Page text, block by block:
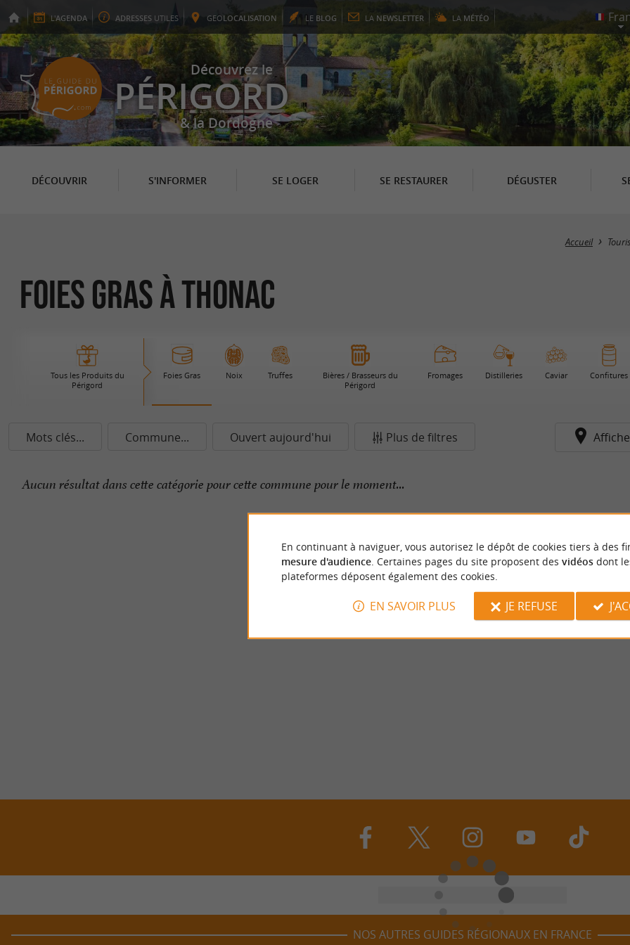
L'AGENDA ADRESSES UTILES GEOLOCALISATION LE BLOG LA NEWSLETTER LA MÉTÉO
Découvrez le
PÉRIGORD
& la Dordogne
DÉCOUVRIR S'INFORMER SE LOGER SE RESTAURER DÉGUSTER
Accueil
Foies Gras à Thonac
Tous les Produits du
Périgord
Foies Gras Noix Truffes
Bières / Brasseurs du
Périgord
Fromages Distilleries Caviar Confitures
Mots clés... Commune... Ouvert aujourd'hui Plus de filtres
Aucun résultat dans cette catégorie pour cette commune pour le moment...
NOS AUTRES GUIDES RÉGIONAUX EN FRANCE
En continuant à naviguer, vous autorisez le dépôt de cookies tiers à des
mesure d'audience. Certaines pages du site proposent des vidéosdont
plateformes déposent également des cookies.
EN SAVOIR PLUS JE REFUSE